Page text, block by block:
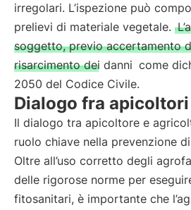
irregolari. L’ispezione può
prelievi di materiale vegetale.
soggetto, previo accertamento
risarcimento dei danni come
2050 del Codice Civile.
Dialogo fra
Il dialogo tra apicoltore e
ruolo chiave nella prevenzione
Oltre all’uso corretto degli
delle rigorose norme per
fitosanitari, è importante che